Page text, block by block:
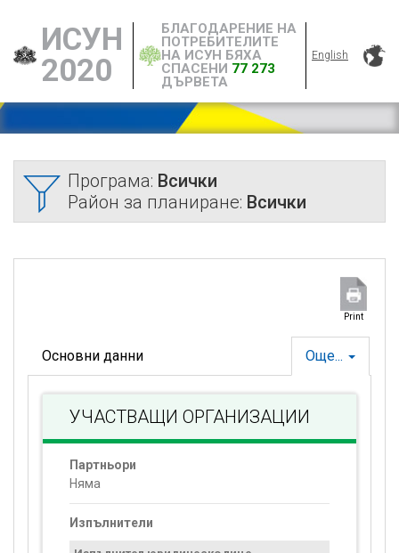
ИСУН
2020
БЛАГОДАРЕНИЕ НА
ПОТРЕБИТЕЛИТЕ
НА ИСУН БЯХА
СПАСЕНИ 77 273
ДЪРВЕТА
English
Програма: Всички
Район за планиране: Всички
Print
Още...
Основни данни
УЧАСТВАЩИ ОРГАНИЗАЦИИ
Партньори
Няма
Изпълнители